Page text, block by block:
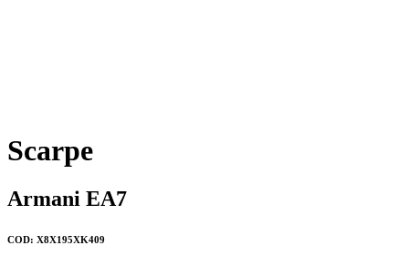
Scarpe
Armani EA7
COD: X8X195XK409